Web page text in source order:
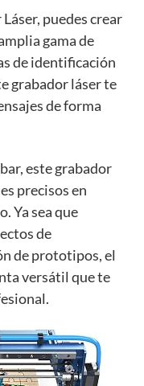
puedes crear
gama de
de identificación
grabador láser te
de forma
este grabador
precisos en
Ya sea que
de
de prototipos, el
versátil que te